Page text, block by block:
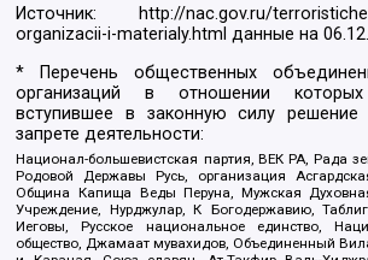
Источник:
http://nac.gov.ru/
organizacii-i-materialy.html данные на
* Перечень общественных
организаций в отношении
вступившее в законную силу
запрете деятельности:
Национал-большевистская партия, ВЕК РА, Рада
Родовой Державы Русь, организация
Община Капища Веды Перуна, Мужская
Учреждение, Нурджулар, К Богодержавию,
Иеговы, Русское национальное единство,
общество, Джамаат мувахидов, Объединенный